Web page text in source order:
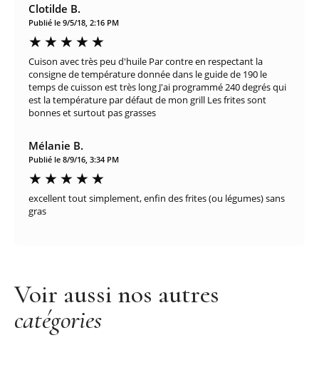
Clotilde B.
Publié le 9/5/18, 2:16 PM
Cuison avec très peu d'huile Par contre en respectant la
consigne de température donnée dans le guide de 190 le
temps de cuisson est très long J'ai programmé 240 degrés qui
est la température par défaut de mon grill Les frites sont
bonnes et surtout pas grasses
Mélanie B.
Publié le 8/9/16, 3:34 PM
excellent tout simplement, enfin des frites (ou légumes) sans
gras
Voir aussi nos autres
catégories